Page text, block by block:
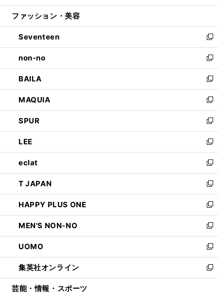
開
ウ
開
く
ン
ウ
で
開
く
ウ
ン
ド
ウ
で
開
く
ファッション・美容
Seventeen
新
し
い
ウ
ィ
ン
ド
ウ
で
開
く
non-no
新
し
い
ウ
ィ
ン
ド
ウ
で
開
く
BAILA
新
し
い
ウ
ィ
ン
ド
ウ
で
開
く
MAQUIA
新
し
い
ウ
ィ
ン
ド
ウ
で
開
く
SPUR
新
し
い
ウ
ィ
ン
ド
ウ
で
開
く
LEE
新
し
い
ウ
ィ
ン
ド
ウ
で
開
く
eclat
新
し
い
ウ
ィ
ン
ド
ウ
で
開
く
T JAPAN
新
し
い
ウ
ィ
ン
ド
ウ
で
開
HAPPY PLUS ONE
新
し
い
ウ
ィ
ン
ド
ウ
MEN'S NON-NO
新
し
い
ウ
ィ
ン
UOMO
新
し
い
ウ
集英社オンライン
新
し
芸能・情報・スポーツ